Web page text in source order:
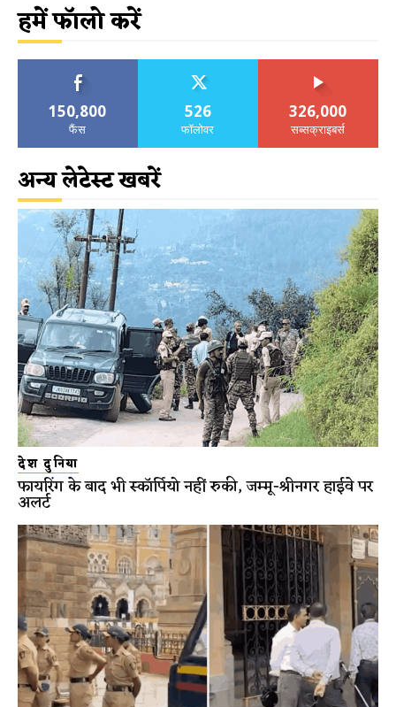
हमें फॉलो करें
150,800
फैंस
526
फॉलोवर
326,000
सब्सक्राइबर्स
अन्य लेटेस्ट खबरें
देश दुनिया
फायरिंग के बाद भी स्कॉर्पियो नहीं रुकी, जम्मू-श्रीनगर हाईवे पर
अलर्ट